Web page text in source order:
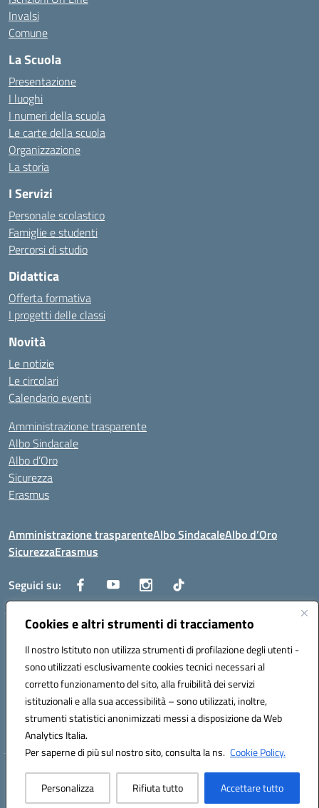
Cookies e altri strumenti di tracciamento
Il nostro Istituto non utilizza strumenti di profilazione degli utenti -
sono utilizzati esclusivamente cookies tecnici necessari al
corretto funzionamento del sito, alla fruibilità dei servizi
istituzionali e alla sua accessibilità – sono utilizzati, inoltre,
strumenti statistici anonimizzati messi a disposizione da Web
Analytics Italia.
Per saperne di più sul nostro sito, consulta la ns. Cookie Policy.
Personalizza Rifiuta tutto Accettare tutto
Invalsi
Comune
La Scuola
Presentazione
I luoghi
I numeri della scuola
Le carte della scuola
Organizzazione
La storia
I Servizi
Personale scolastico
Famiglie e studenti
Percorsi di studio
Didattica
Offerta formativa
I progetti delle classi
Novità
Le notizie
Le circolari
Calendario eventi
Amministrazione trasparente
Albo Sindacale
Albo d’Oro
Sicurezza
Erasmus
Amministrazione trasparenteAlbo SindacaleAlbo d’Oro
SicurezzaErasmus
Seguici su:
Centralino:0885.426034 Email:FGTD02000P@istruzione.it
Posta elettronica certificata (PEC):fgtd02000p@pec.istruzione.it
Codice fiscale: 81002930717
Codice meccanografico:FGTD02000P
Codice unico di fatturazione (CUF): UFUN7Y
Hosting & Powered by 3D Solution S.r.l.
Concept & Design by Designers Italia